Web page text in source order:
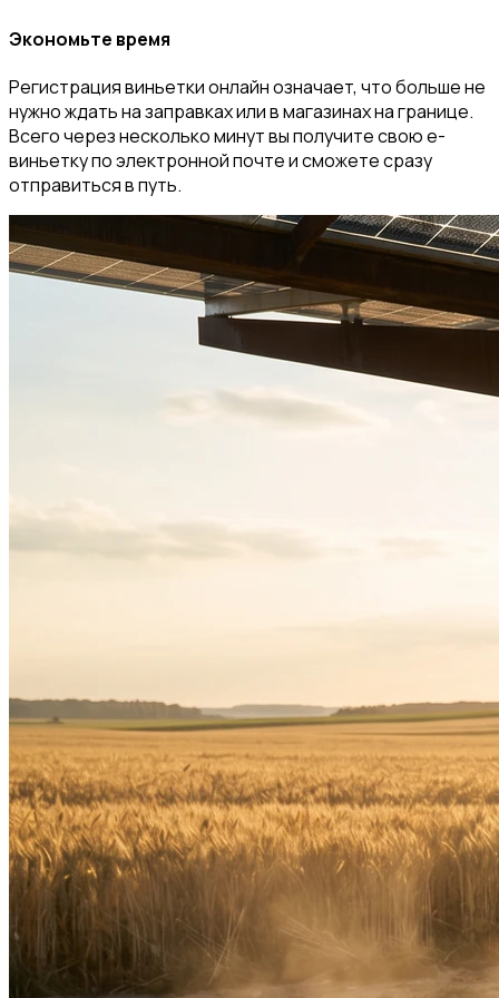
Экономьте время
Регистрация виньетки онлайн означает, что больше не
нужно ждать на заправках или в магазинах на границе.
Всего через несколько минут вы получите свою e-
виньетку по электронной почте и сможете сразу
отправиться в путь.